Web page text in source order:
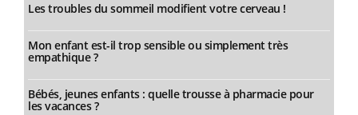
Les troubles du sommeil modifient votre cerveau !
Mon enfant est-il trop sensible ou simplement très
empathique ?
Bébés, jeunes enfants : quelle trousse à pharmacie pour
les vacances ?